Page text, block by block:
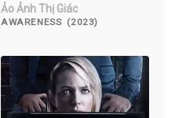
Ảo Ảnh Thị Giác
AWARENESS (2023)